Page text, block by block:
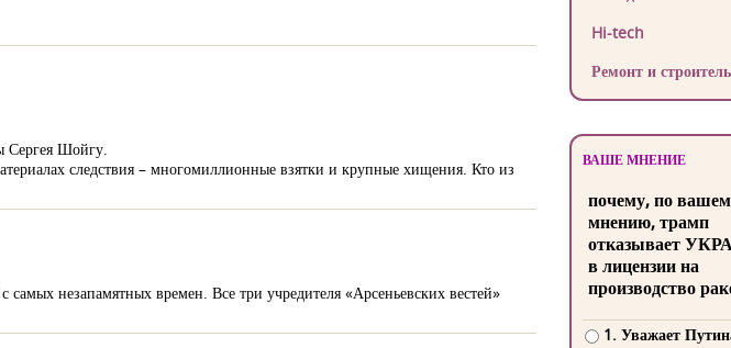
Сергея Шойгу.
следствия – многомиллионные взятки и крупные хищения. Кто из
незапамятных времен. Все три учредителя «Арсеньевских вестей»
Hi-tech
Ремонт и
ВАШЕ МНЕНИЕ
почему, по
мнению, трамп
отказывает
в лицензии на
производство
1. Уважает